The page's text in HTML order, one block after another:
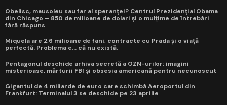
Obelisc, mausoleu sau far al speranței? Centrul Prezidențial Obama
din Chicago – 850 de milioane de dolari și o mulțime de întrebări
fără răspuns
Miquela are 2,6 milioane de fani, contracte cu Prada și o viață
perfectă. Problema e... că nu există.
Pentagonul deschide arhiva secretă a OZN-urilor: imagini
misterioase, mărturii FBI și obsesia americană pentru necunoscut
Gigantul de 4 miliarde de euro care schimbă Aeroportul din
Frankfurt: Terminalul 3 se deschide pe 23 aprilie